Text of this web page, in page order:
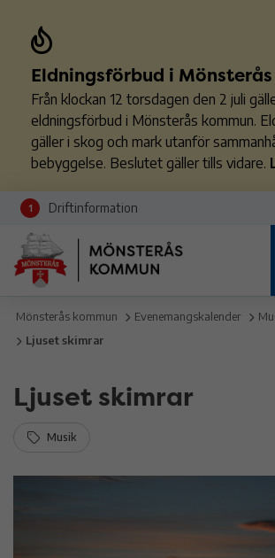
Eldningsförbud i
Från klockan 12 torsdagen den 2 juli
eldningsförbud i Mönsterås kommun.
gäller i skog och mark utanför
bebyggelse. Beslutet gäller tills vidare.
1 Driftinformation
Mönsterås kommun Evenemangskalender
Ljuset skimrar
Ljuset skimrar
Musik